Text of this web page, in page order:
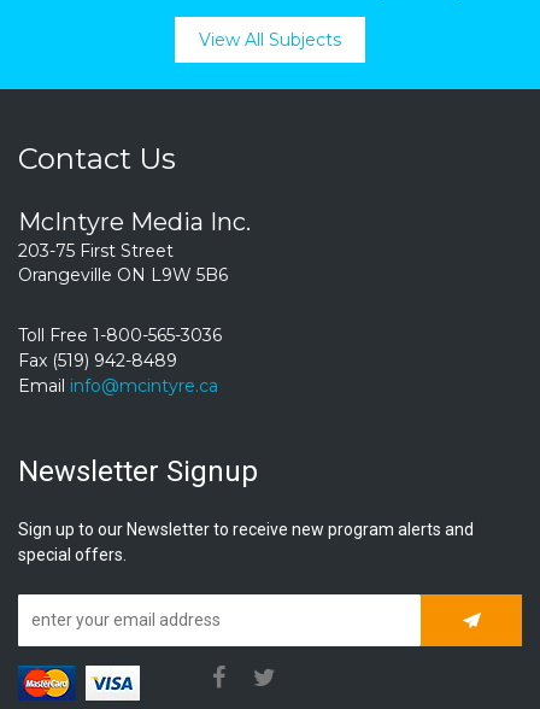
View All Subjects
Contact Us
McIntyre Media Inc.
203-75 First Street
Orangeville ON L9W 5B6
Toll Free 1-800-565-3036
Fax (519) 942-8489
Email info@mcintyre.ca
Newsletter Signup
Sign up to our Newsletter to receive new program alerts and
special offers.